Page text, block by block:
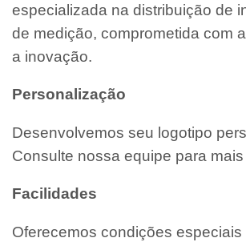
especializada na distribuição de
de medição, comprometida com
a inovação.
Personalização
Desenvolvemos seu logotipo
Consulte nossa equipe para
Facilidades
Oferecemos condições especiais